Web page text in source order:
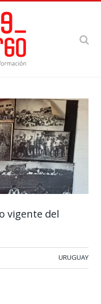
vigente del
URUGUAY